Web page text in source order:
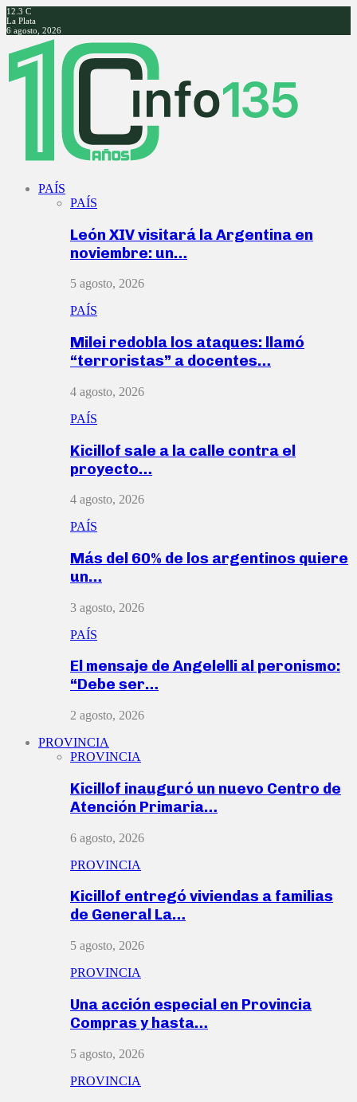
12.3 C
La Plata
6 agosto, 2026
Facebook
Twitter
Instagram
Youtube
PAÍS
PAÍS
León XIV visitará la Argentina en
noviembre: un…
5 agosto, 2026
PAÍS
Milei redobla los ataques: llamó
“terroristas” a docentes…
4 agosto, 2026
PAÍS
Kicillof sale a la calle contra el
proyecto…
4 agosto, 2026
PAÍS
Más del 60% de los argentinos quiere
un…
3 agosto, 2026
PAÍS
El mensaje de Angelelli al peronismo:
“Debe ser…
2 agosto, 2026
PROVINCIA
PROVINCIA
Kicillof inauguró un nuevo Centro de
Atención Primaria…
6 agosto, 2026
PROVINCIA
Kicillof entregó viviendas a familias
de General La…
5 agosto, 2026
PROVINCIA
Una acción especial en Provincia
Compras y hasta…
5 agosto, 2026
PROVINCIA